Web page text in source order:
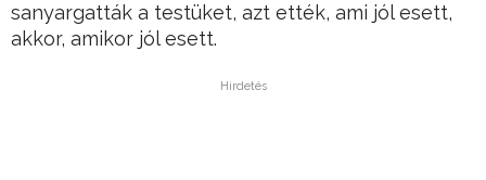
sanyargatták a testüket, azt ették, ami jól esett,
akkor, amikor jól esett.
Hirdetés